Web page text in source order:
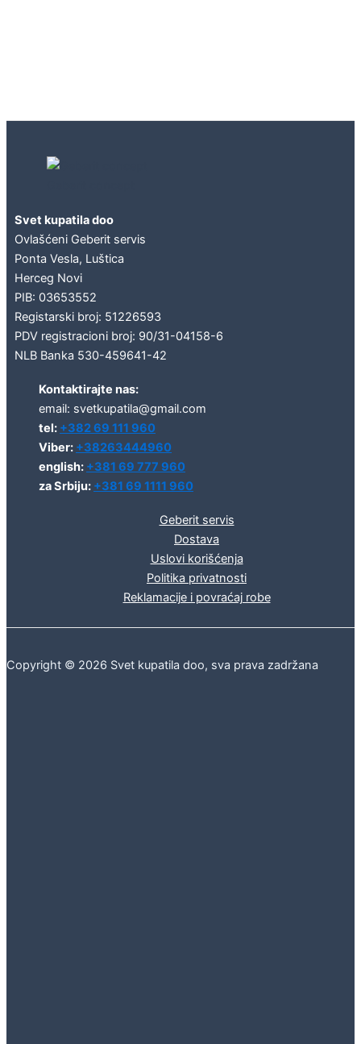
Svet kupatila doo
Ovlašćeni Geberit servis
Ponta Vesla, Luštica
Herceg Novi
PIB: 03653552
Registarski broj: 51226593
PDV registracioni broj: 90/31-04158-6
NLB Banka 530-459641-42
Kontaktirajte nas:
email: svetkupatila@gmail.com
tel: +382 69 111 960
Viber: +38263444960
english: +381 69 777 960
za Srbiju: +381 69 1111 960
Geberit servis
Dostava
Uslovi korišćenja
Politika privatnosti
Reklamacije i povraćaj robe
Copyright © 2026 Svet kupatila doo, sva prava zadržana